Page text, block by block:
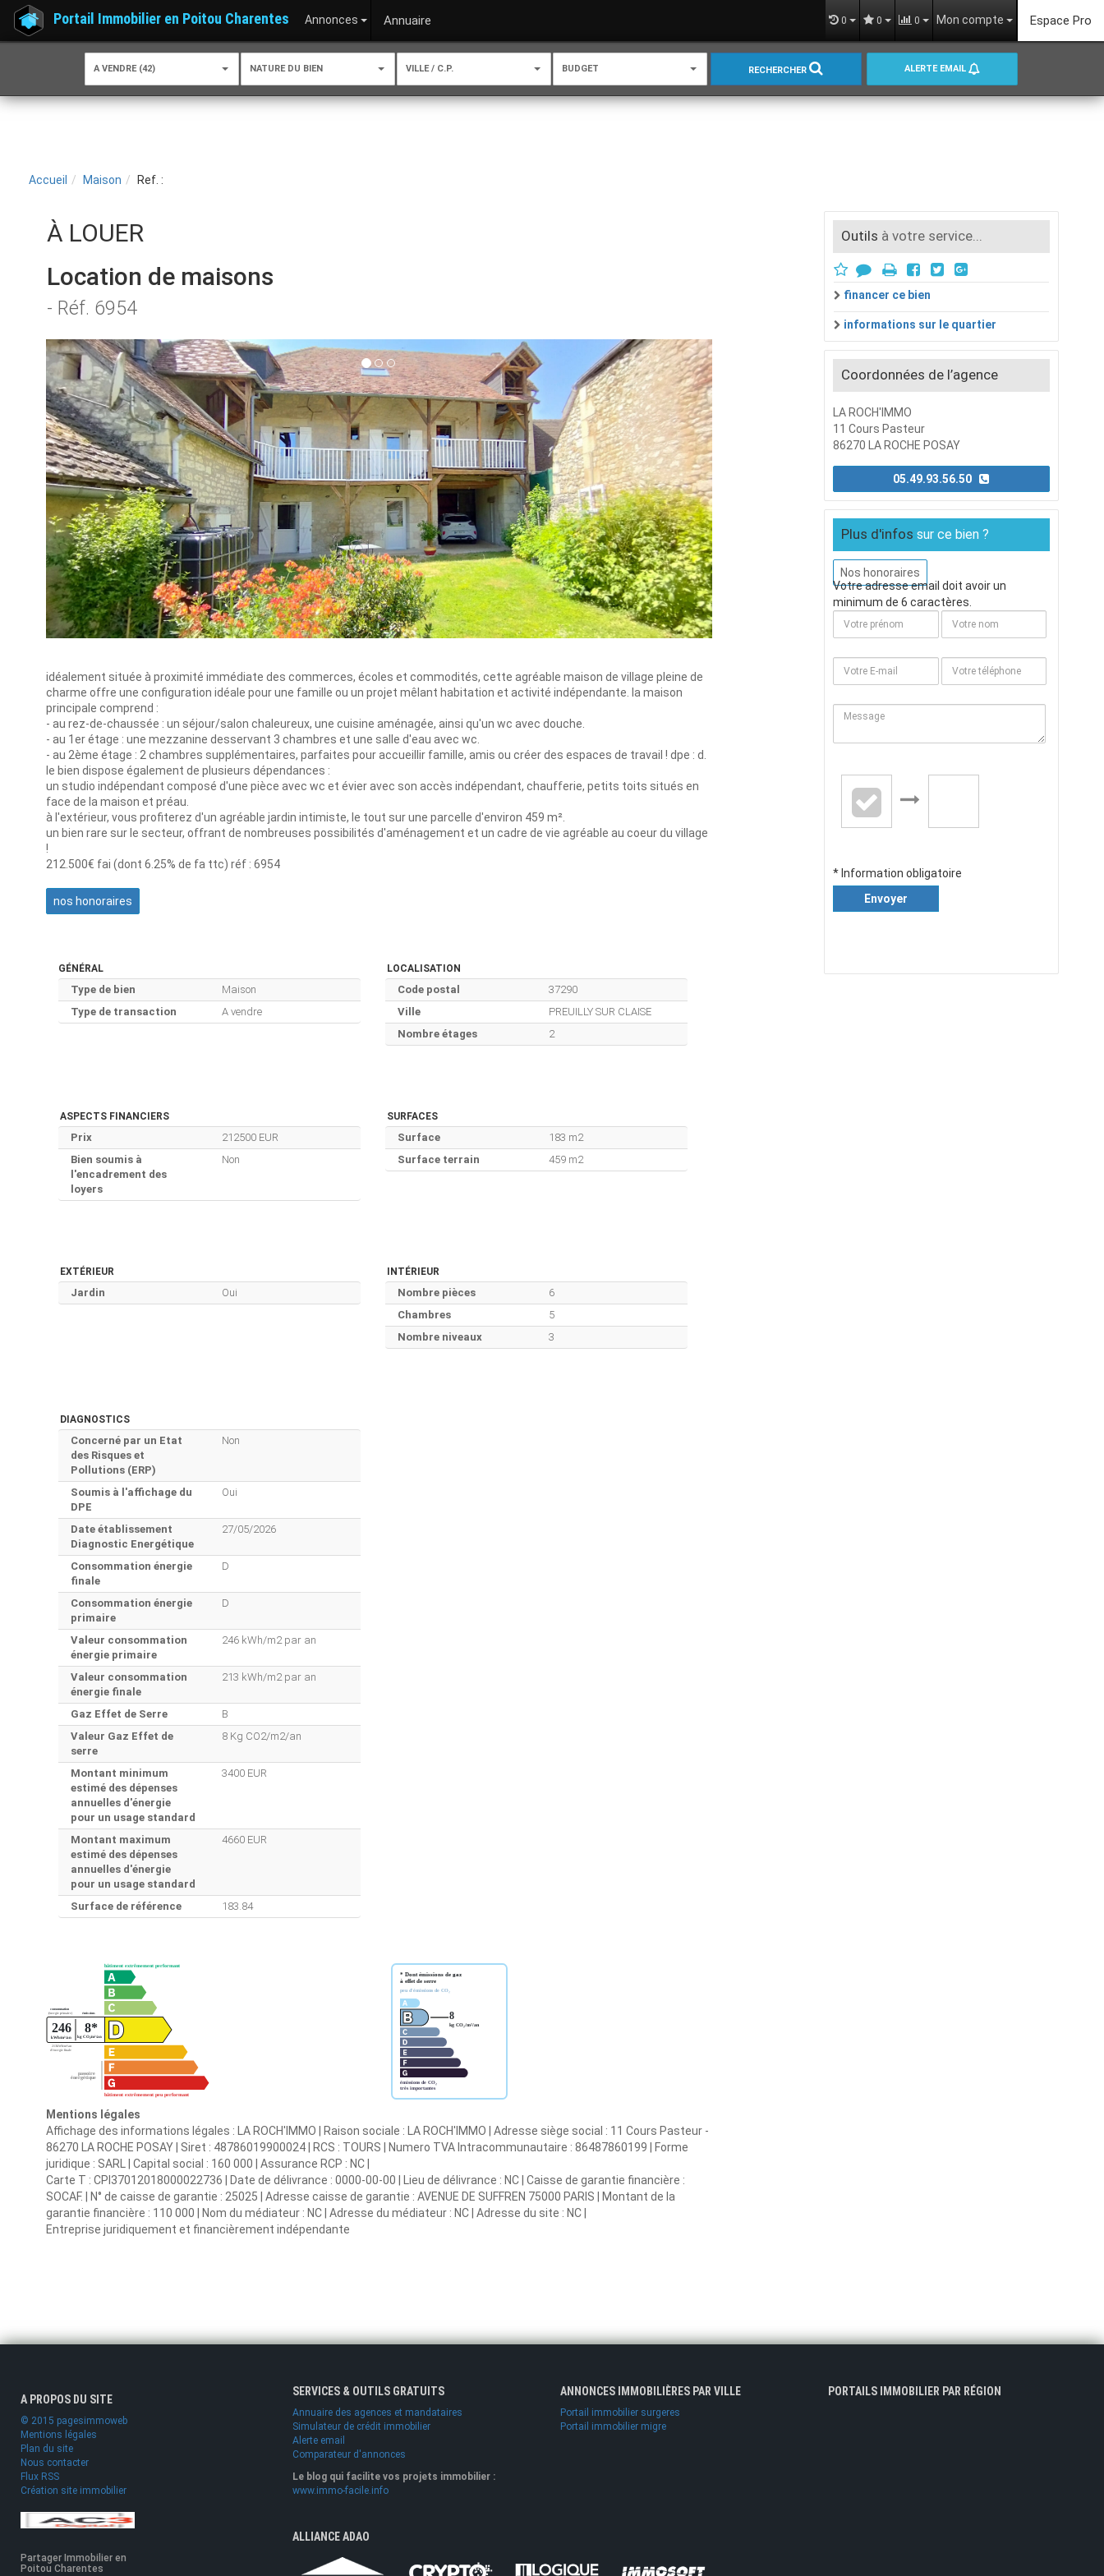
Portail Immobilier en Poitou Charentes Annonces Annuaire 0 0 0 Mon compte Espace Pro
A VENDRE (42) NATURE DU BIEN VILLE / C.P. BUDGET RECHERCHER ALERTE EMAIL
Accueil Maison Ref. :
À LOUER
Location de maisons
- Réf. 6954
idéalement située à proximité immédiate des commerces, écoles et commodités, cette agréable maison de village pleine de
charme offre une configuration idéale pour une famille ou un projet mêlant habitation et activité indépendante. la maison
principale comprend :
- au rez-de-chaussée : un séjour/salon chaleureux, une cuisine aménagée, ainsi qu'un wc avec douche.
- au 1er étage : une mezzanine desservant 3 chambres et une salle d'eau avec wc.
- au 2ème étage : 2 chambres supplémentaires, parfaites pour accueillir famille, amis ou créer des espaces de travail ! dpe : d.
le bien dispose également de plusieurs dépendances :
un studio indépendant composé d'une pièce avec wc et évier avec son accès indépendant, chaufferie, petits toits situés en
face de la maison et préau.
à l'extérieur, vous profiterez d'un agréable jardin intimiste, le tout sur une parcelle d'environ 459 m².
un bien rare sur le secteur, offrant de nombreuses possibilités d'aménagement et un cadre de vie agréable au coeur du village
!
212.500€ fai (dont 6.25% de fa ttc) réf : 6954
nos honoraires
GÉNÉRAL
Type de bien
Maison
Type de transaction
A vendre
LOCALISATION
Code postal
37290
Ville
PREUILLY SUR CLAISE
Nombre étages
2
ASPECTS FINANCIERS
Prix
212500 EUR
Bien soumis à
l'encadrement des
loyers
Non
SURFACES
Surface
183 m2
Surface terrain
459 m2
EXTÉRIEUR
Jardin Oui
INTÉRIEUR
Nombre pièces
6
Chambres
5
Nombre niveaux
3
DIAGNOSTICS
Concerné par un Etat
des Risques et
Pollutions (ERP)
Non
Soumis à l'affichage du
DPE
Oui
Date établissement
Diagnostic Energétique
27/05/2026
Consommation énergie
finale
D
Consommation énergie
primaire
D
Valeur consommation
énergie primaire
246 kWh/m2 par an
Valeur consommation
énergie finale
213 kWh/m2 par an
Gaz Effet de Serre
B
Valeur Gaz Effet de
serre
8 Kg CO2/m2/an
Montant minimum
estimé des dépenses
annuelles d'énergie
pour un usage standard
3400 EUR
Montant maximum
estimé des dépenses
annuelles d'énergie
pour un usage standard
4660 EUR
Surface de référence 183.84
Mentions légales
Affichage des informations légales : LA ROCH'IMMO | Raison sociale : LA ROCH'IMMO | Adresse siège social : 11 Cours Pasteur -
86270 LA ROCHE POSAY | Siret : 48786019900024 | RCS : TOURS | Numero TVA Intracommunautaire : 86487860199 | Forme
juridique : SARL | Capital social : 160 000 | Assurance RCP : NC |
Carte T : CPI37012018000022736 | Date de délivrance : 0000-00-00 | Lieu de délivrance : NC | Caisse de garantie financière :
SOCAF. | N° de caisse de garantie : 25025 | Adresse caisse de garantie : AVENUE DE SUFFREN 75000 PARIS | Montant de la
garantie financière : 110 000 | Nom du médiateur : NC | Adresse du médiateur : NC | Adresse du site : NC |
Entreprise juridiquement et financièrement indépendante
Outils à votre service...
financer ce bien
informations sur le quartier
Coordonnées de l’agence
LA ROCH'IMMO
11 Cours Pasteur
86270 LA ROCHE POSAY
05.49.93.56.50
Plus d'infos sur ce bien ?
Nos honoraires
Votre adresse email doit avoir un
minimum de 6 caractères.
* Information obligatoire
Envoyer
A PROPOS DU SITE
© 2015 pagesimmoweb
Mentions légales
Plan du site
Nous contacter
Flux RSS
Création site immobilier
Partager Immobilier en
Poitou Charentes
SERVICES & OUTILS GRATUITS
Annuaire des agences et mandataires
Simulateur de crédit immobilier
Alerte email
Comparateur d'annonces
Le blog qui facilite vos projets immobilier :
www.immo-facile.info
ANNONCES IMMOBILIÈRES PAR VILLE
Portail immobilier surgeres
Portail immobilier migre
ALLIANCE ADAO
PORTAILS IMMOBILIER PAR RÉGION